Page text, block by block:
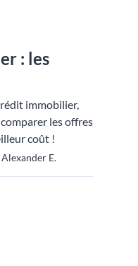
: les
immobilier,
les offres
coût !
E.